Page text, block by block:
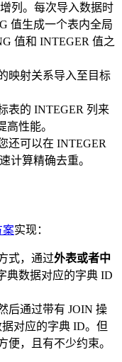
列。每次导入数据时
值生成一个表内全局
值和 INTEGER 值之
映射关系导入至目标
表的 INTEGER 列来
高性能。
还可以在 INTEGER
计算精确去重。
案实现：
式，通过外表或者中
典数据对应的字典 ID
后通过带有 JOIN 操
对应的字典 ID。但
便，且有不少约束。